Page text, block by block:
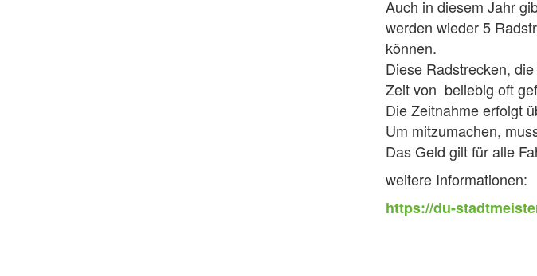
Auch in diesem Jahr
werden wieder 5
können.
Diese Radstrecken,
Zeit von beliebig oft
Die Zeitnahme erfolgt
Um mitzumachen,
Das Geld gilt für alle
weitere Informationen:
https://du-